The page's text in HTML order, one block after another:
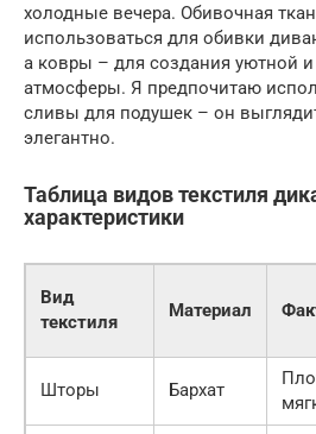
холодные вечера. Обивочная
использоваться для обивки
а ковры – для создания уютной
атмосферы. Я предпочитаю
сливы для подушек – он
элегантно.
Таблица видов текстиля
характеристики
Вид
текстиля
Материал
Шторы Бархат